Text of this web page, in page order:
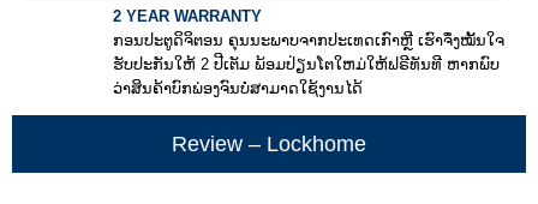
2 YEAR WARRANTY
ກອນປະຕູດິຈິຕອນ ຄຸນນະພາບຈາກປະເທດເກົາຫຼີ ເຮົາຈຶ່ງໝັ້ນໃຈ
ຮັບປະກັນໃຫ້ 2 ປີເຕັມ ພ້ອມປ່ຽນໂຕໃຫມ່ໃຫ້ຟຣີທັນທີ ຫາກພົບ
ວ່າສິນຄ້າບົກພ່ອງຈົນບໍ່ສາມາດໃຊ້ງານໄດ້
Review – Lockhome